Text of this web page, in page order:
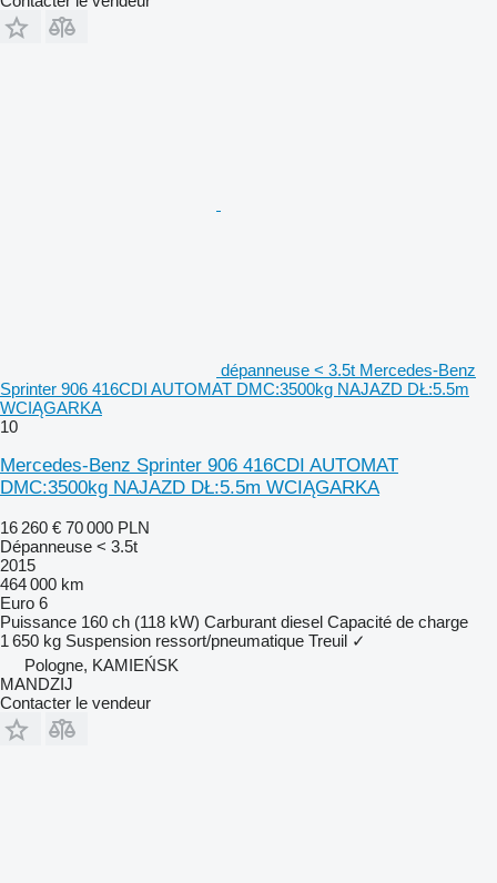
dépanneuse < 3.5t Mercedes-Benz
Sprinter 906 416CDI AUTOMAT DMC:3500kg NAJAZD DŁ:5.5m
WCIĄGARKA
10
Mercedes-Benz Sprinter 906 416CDI AUTOMAT
DMC:3500kg NAJAZD DŁ:5.5m WCIĄGARKA
16 260 € 70 000 PLN
Dépanneuse < 3.5t
2015
464 000 km
Euro 6
Puissance 160 ch (118 kW) Carburant diesel Capacité de charge
1 650 kg Suspension ressort/pneumatique Treuil ✓
Pologne, KAMIEŃSK
MANDZIJ
Contacter le vendeur